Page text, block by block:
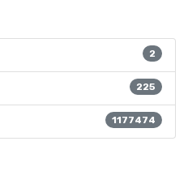
2
225
1177474